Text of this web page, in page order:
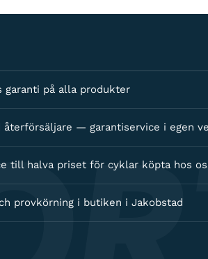
garanti på alla produkter
återförsäljare — garantiservice i egen
till halva priset för cyklar köpta hos
provkörning i butiken i Jakobstad